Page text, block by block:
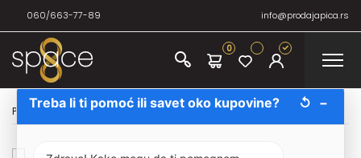
060/663-77-89 info@prodajapica.rs
0
Početna/Žestina/Viski/John Bar Finest Red 70cl
Treba li ti pomoć ili savet oko kupovine? ↺ −